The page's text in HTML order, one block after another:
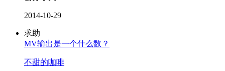
2014-10-29
求助
MV输出是一个什么数？
不甜的咖啡